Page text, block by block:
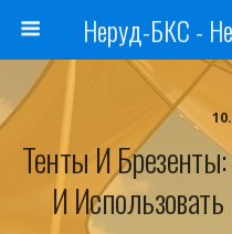
Неруд-БКС -
Тенты И
И